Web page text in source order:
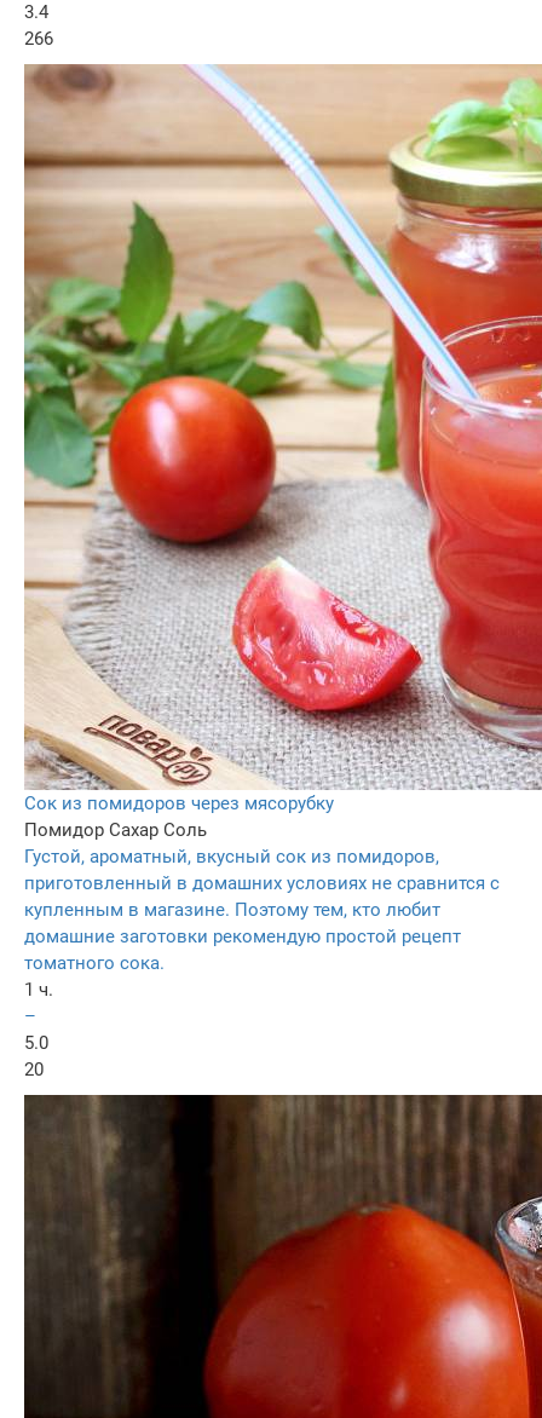
3.4
266
Сок из помидоров через мясорубку
Помидор Сахар Соль
Густой, ароматный, вкусный сок из помидоров,
приготовленный в домашних условиях не сравнится с
купленным в магазине. Поэтому тем, кто любит
домашние заготовки рекомендую простой рецепт
томатного сока.
1 ч.
–
5.0
20